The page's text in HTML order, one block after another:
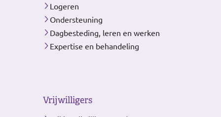
Logeren
Ondersteuning
Dagbesteding, leren en werken
Expertise en behandeling
Vrijwilligers